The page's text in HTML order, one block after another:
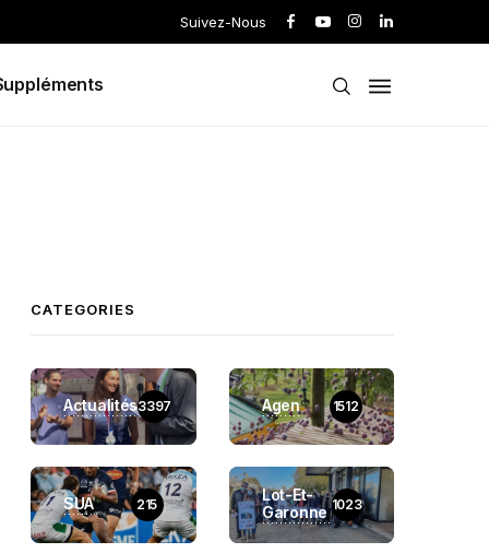
Suivez-Nous
CATEGORIES
Actualités3397 Agen 1512
SUA 215
Lot-Et-
Garonne 1023